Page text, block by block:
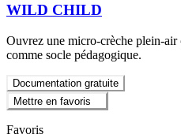
WILD CHILD
Ouvrez une micro-crèche plein-
comme socle pédagogique.
Documentation gratuite
Mettre en favoris
Favoris